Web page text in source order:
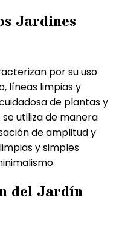
Jardines
por su uso
líneas limpias y
de plantas y
utiliza de manera
de amplitud y
y simples
del Jardín